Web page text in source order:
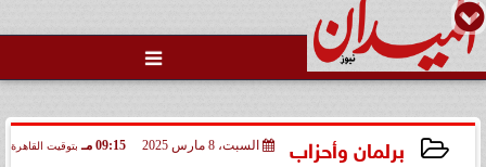

برلمان وأحزاب السبت، 8 مارس 2025 09:15 مـ بتوقيت القاهرة